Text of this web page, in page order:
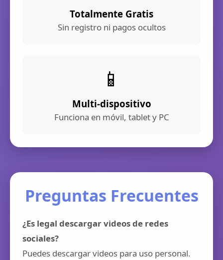
Totalmente Gratis
Sin registro ni pagos ocultos
📱
Multi-dispositivo
Funciona en móvil, tablet y PC
Preguntas Frecuentes
¿Es legal descargar videos de redes
sociales?
Puedes descargar videos para uso personal.